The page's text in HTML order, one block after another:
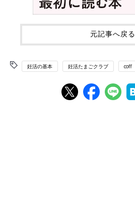
元記事へ戻る
妊活の基本 妊活たまごクラブ coff